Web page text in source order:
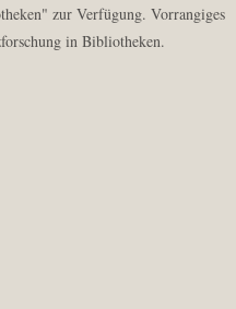
zur Verfügung. Vorrangiges
in Bibliotheken.